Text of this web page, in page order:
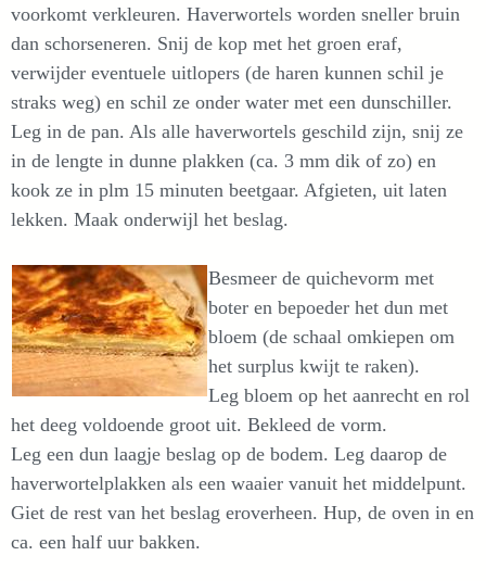
voorkomt verkleuren. Haverwortels worden sneller bruin
dan schorseneren. Snij de kop met het groen eraf,
verwijder eventuele uitlopers (de haren kunnen schil je
straks weg) en schil ze onder water met een dunschiller.
Leg in de pan. Als alle haverwortels geschild zijn, snij ze
in de lengte in dunne plakken (ca. 3 mm dik of zo) en
kook ze in plm 15 minuten beetgaar. Afgieten, uit laten
lekken. Maak onderwijl het beslag.
Besmeer de quichevorm met
boter en bepoeder het dun met
bloem (de schaal omkiepen om
het surplus kwijt te raken).
Leg bloem op het aanrecht en rol
het deeg voldoende groot uit. Bekleed de vorm.
Leg een dun laagje beslag op de bodem. Leg daarop de
haverwortelplakken als een waaier vanuit het middelpunt.
Giet de rest van het beslag eroverheen. Hup, de oven in en
ca. een half uur bakken.